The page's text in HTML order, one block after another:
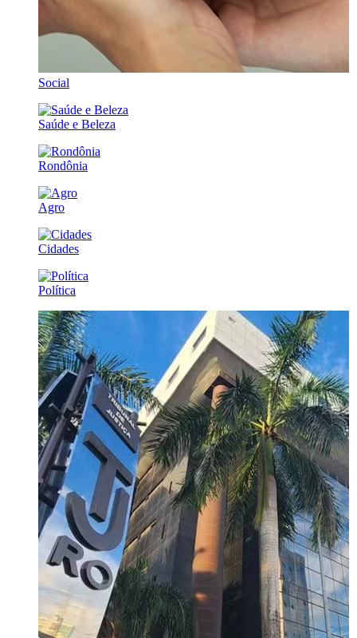
Social
Saúde e Beleza
Rondônia
Agro
Cidades
Política